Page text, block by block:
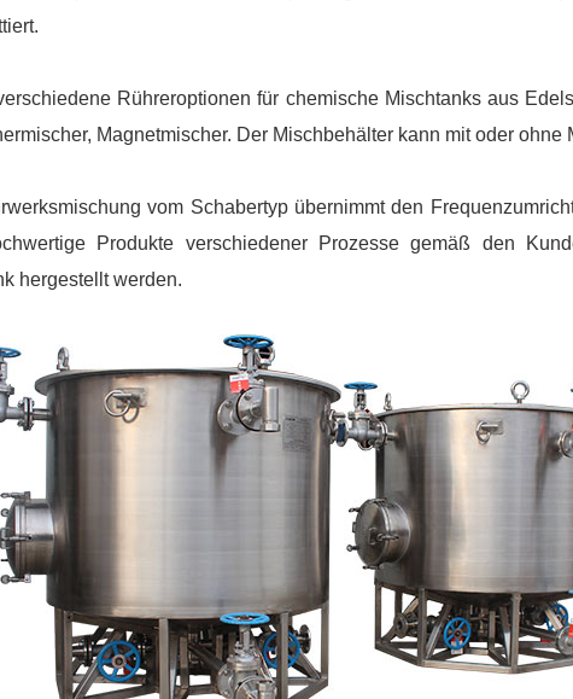
Rühreroptionen für chemische Mischtanks aus
Magnetmischer. Der Mischbehälter kann mit oder ohne
vom Schabertyp übernimmt den
Produkte verschiedener Prozesse gemäß den
hergestellt werden.